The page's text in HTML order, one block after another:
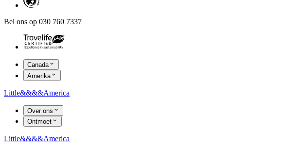
Bel ons op 030 760 7337
Canada
Amerika
Little&&&&America
Over ons
Ontmoet
Little&&&&America